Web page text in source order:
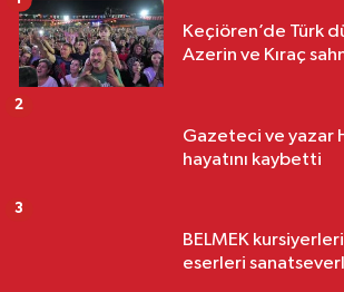
Keçiören’de Türk
Azerin ve Kıraç
Gazeteci ve yazar
hayatını kaybetti
2
BELMEK
eserleri
3